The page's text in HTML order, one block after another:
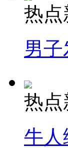
热点
男
热点
牛人